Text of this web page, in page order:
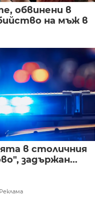
обвинени в
на мъж в
в столичния
задържан...
Реклама